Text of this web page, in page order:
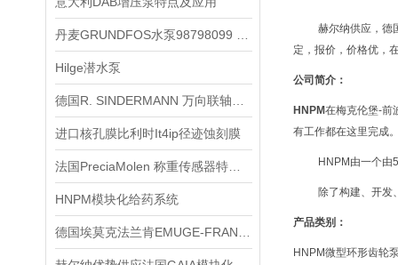
Hilge潜水泵
进口核孔膜比利时It4ip径迹蚀刻膜
HNPM模块化给药系统
赫尔纳供应，德
定，报价，价格优，
公司简介：
HNPM在梅克伦堡-前
有工作都在这里完成
HNPM由一个由
除了构建、开发
产品类别：
HNPM微型环形齿轮